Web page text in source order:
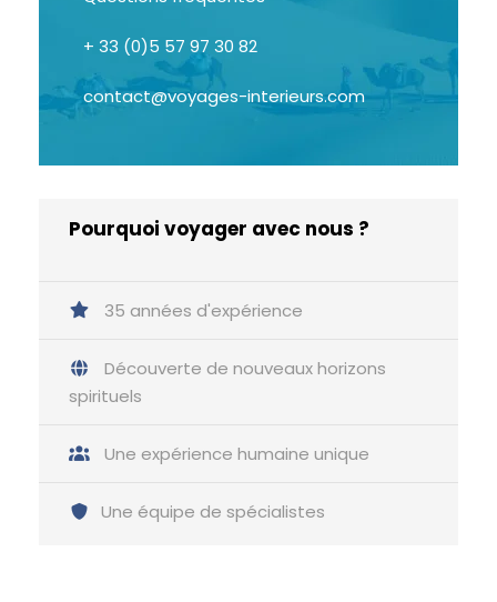
+ 33 (0)5 57 97 30 82
contact@voyages-interieurs.com
Pourquoi voyager avec nous ?
35 années d'expérience
Découverte de nouveaux horizons
spirituels
Une expérience humaine unique
Une équipe de spécialistes